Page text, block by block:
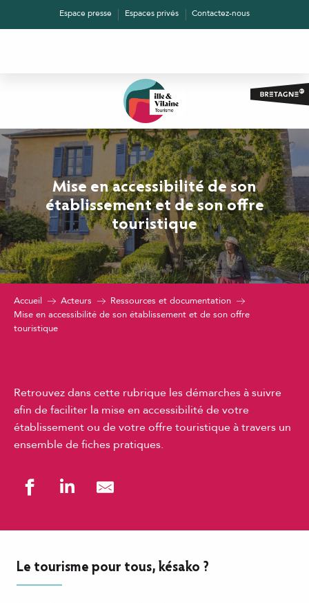
Espace presse Espaces privés Contactez-nous
Mise en accessibilité de son
établissement et de son offre
touristique
Accueil Acteurs
Ressources et documentation
Mise en accessibilité de son établissement et de son offre
touristique
Retrouvez dans cette rubrique les démarches à suivre
afin de faciliter la mise en accessibilité de votre
établissement ou de votre offre touristique à travers un
ensemble de fiches pratiques.
Le tourisme pour tous, késako ?